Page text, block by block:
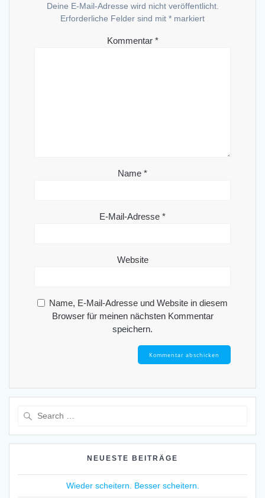
Deine E-Mail-Adresse wird nicht veröffentlicht.
Erforderliche Felder sind mit * markiert
Kommentar *
Name *
E-Mail-Adresse *
Website
Name, E-Mail-Adresse und Website in diesem
Browser für meinen nächsten Kommentar
speichern.
NEUESTE BEITRÄGE
Wieder scheitern. Besser scheitern.